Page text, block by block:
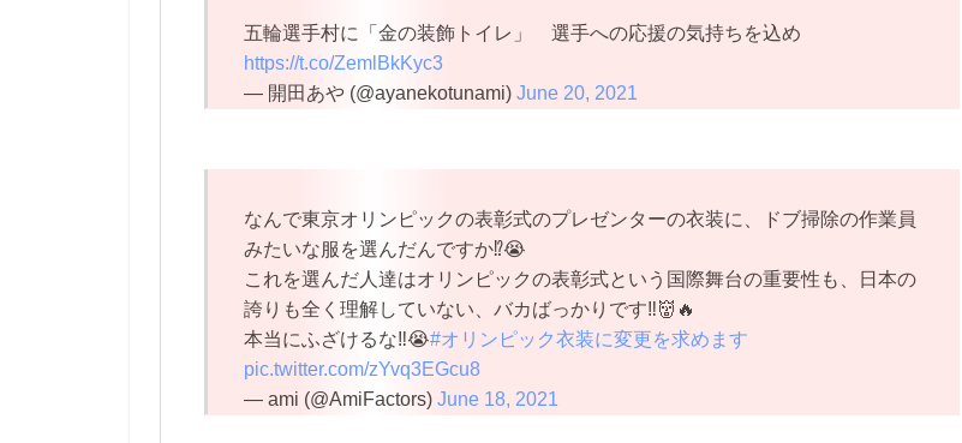
五輪選手村に「金の装飾トイレ」 選手への応援の気持ちを込め
https://t.co/ZemlBkKyc3
— 開田あや (@ayanekotunami) June 20, 2021
なんで東京オリンピックの表彰式のプレゼンターの衣装に、ドブ掃除の作業員
みたいな服を選んだんですか⁉️😭
これを選んだ人達はオリンピックの表彰式という国際舞台の重要性も、日本の
誇りも全く理解していない、バカばっかりです‼️👹🔥
本当にふざけるな‼️😭#オリンピック衣装に変更を求めます
pic.twitter.com/zYvq3EGcu8
— ami (@AmiFactors) June 18, 2021